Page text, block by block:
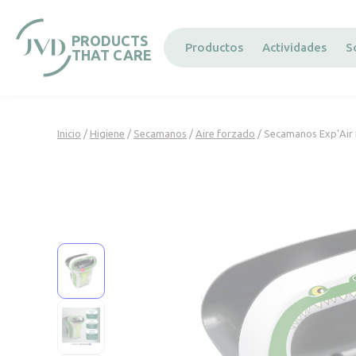
PRODUCTS
THAT CARE
Productos Actividades
Inicio / Higiene / Secamanos / Aire forzado / Secamanos Exp’Air